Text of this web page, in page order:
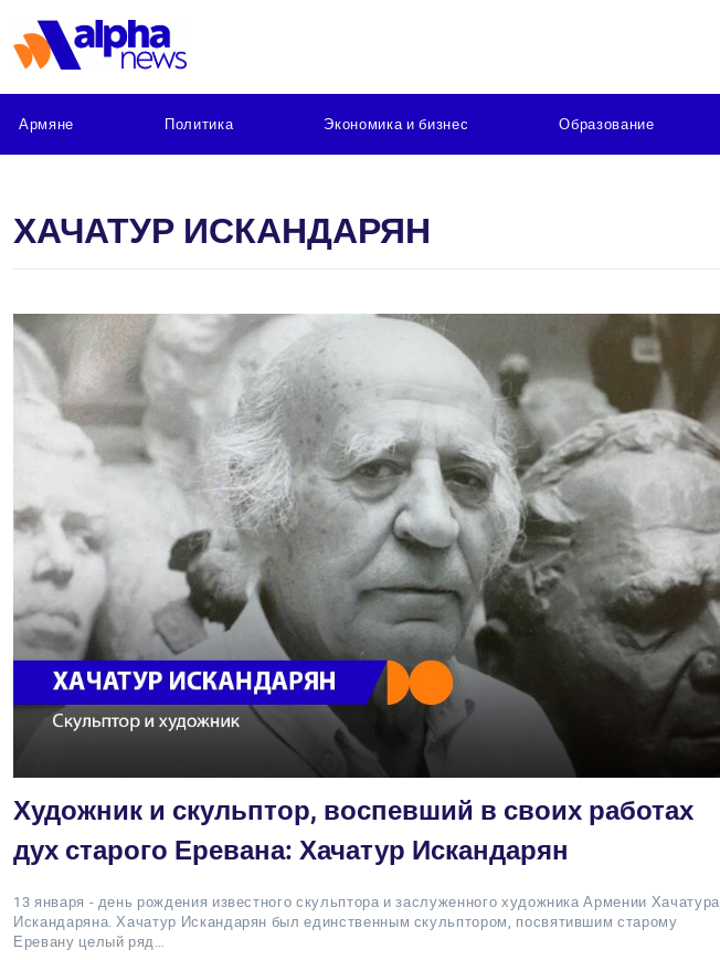
Армяне Политика Экономика и бизнес Образование
ХАЧАТУР ИСКАНДАРЯН
Художник и скульптор, воспевший в своих работах
дух старого Еревана: Хачатур Искандарян
13 января - день рождения известного скульптора и заслуженного художника Армении Хачатура
Искандаряна. Хачатур Искандарян был единственным скульптором, посвятившим старому
Еревану целый ряд…